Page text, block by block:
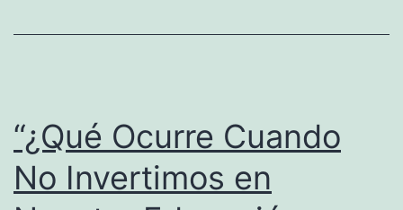
“¿Qué Ocurre Cuando
No Invertimos en